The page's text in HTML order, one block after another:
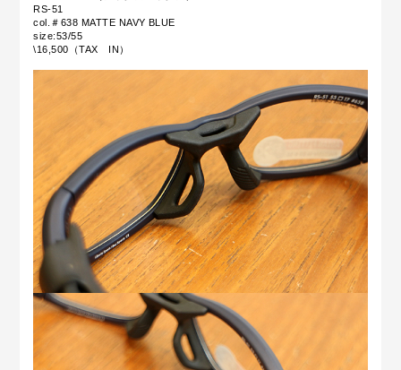
RS-51
col.＃638 MATTE NAVY BLUE
size:53/55
\16,500（TAX IN）